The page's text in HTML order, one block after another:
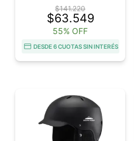
$141.220
$63.549
55% OFF
DESDE 6 CUOTAS SIN INTERÉS